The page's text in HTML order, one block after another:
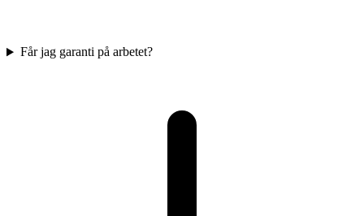
Får jag garanti på arbetet?